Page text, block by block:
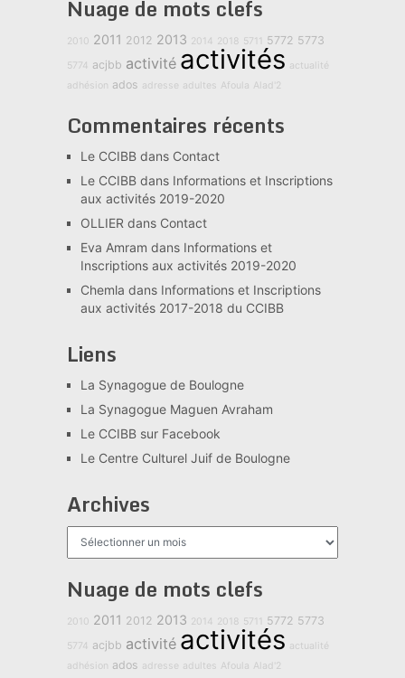
Nuage de mots clefs
2010 2011 2012 2013 2014 2018 5711 5772 5773
5774 acjbb activité activités actualité
adhésion ados adresse adultes Afoula Alad'2
Commentaires récents
Le CCIBBdans Contact
Le CCIBBdans Informations et Inscriptions
aux activités 2019-2020
OLLIER dans Contact
Eva Amram dans Informations et
Inscriptions aux activités 2019-2020
Chemla dans Informations et Inscriptions
aux activités 2017-2018 du CCIBB
Liens
La Synagogue de Boulogne
La Synagogue Maguen Avraham
Le CCIBB sur Facebook
Le Centre Culturel Juif de Boulogne
Archives
Archives
Nuage de mots clefs
2010 2011 2012 2013 2014 2018 5711 5772 5773
5774 acjbb activité activités actualité
adhésion ados adresse adultes Afoula Alad'2